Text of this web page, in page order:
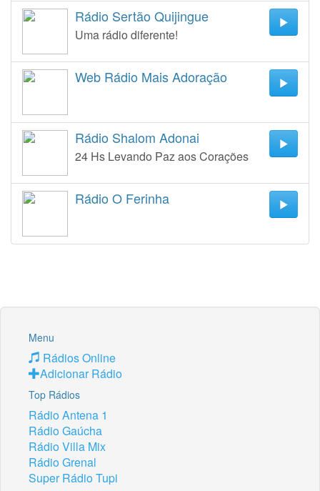
Rádio Sertão Quijingue
Uma rádio diferente!
Web Rádio Mais Adoração
Rádio Shalom Adonai
24 Hs Levando Paz aos Corações
Rádio O Ferinha
Menu
Rádios Online
Adicionar Rádio
Top Rádios
Rádio Antena 1
Rádio Gaúcha
Rádio Villa Mix
Rádio Grenal
Super Rádio Tupi